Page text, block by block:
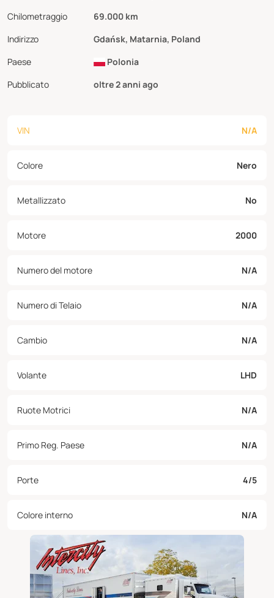
Chilometraggio
69.000 km
Indirizzo
Gdańsk, Matarnia, Poland
Paese
Polonia
Pubblicato
oltre 2 anni ago
VIN N/A
Colore Nero
Metallizzato No
Motore 2000
Numero del motore N/A
Numero di Telaio N/A
Cambio N/A
Volante LHD
Ruote Motrici N/A
Primo Reg. Paese N/A
Porte 4/5
Colore interno N/A